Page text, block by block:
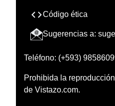
Código ética
Sugerencias a:
Teléfono: (+593)
Prohibida la
de Vistazo.com.